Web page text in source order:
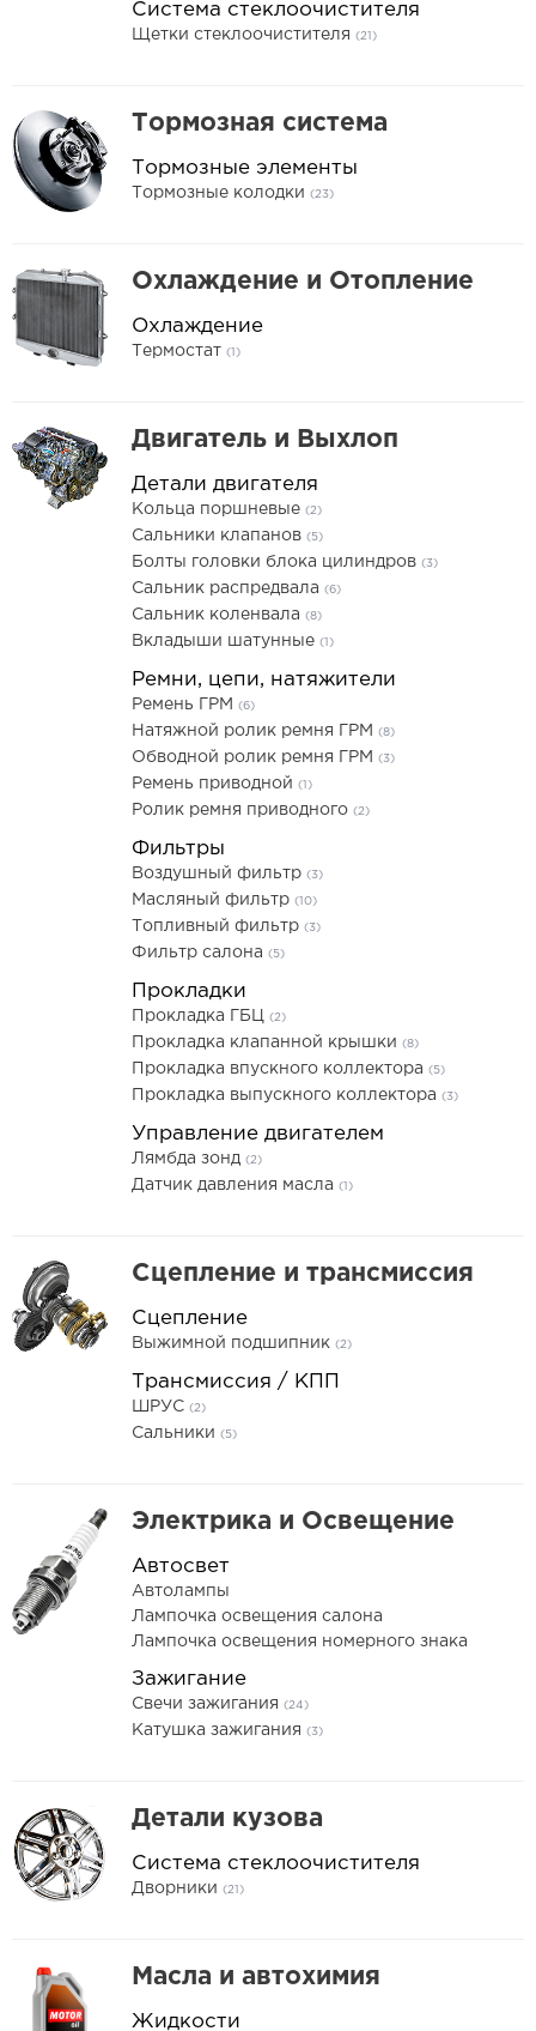
Система стеклоочистителя
Щетки стеклоочистителя (21)
Тормозная система
Тормозные элементы
Тормозные колодки (23)
Охлаждение и Отопление
Охлаждение
Термостат (1)
Двигатель и Выхлоп
Детали двигателя
Кольца поршневые (2)
Сальники клапанов (5)
Болты головки блока цилиндров (3)
Сальник распредвала (6)
Сальник коленвала (8)
Вкладыши шатунные (1)
Ремни, цепи, натяжители
Ремень ГРМ (6)
Натяжной ролик ремня ГРМ (8)
Обводной ролик ремня ГРМ (3)
Ремень приводной (1)
Ролик ремня приводного (2)
Фильтры
Воздушный фильтр (3)
Масляный фильтр (10)
Топливный фильтр (3)
Фильтр салона (5)
Прокладки
Прокладка ГБЦ (2)
Прокладка клапанной крышки (8)
Прокладка впускного коллектора (5)
Прокладка выпускного коллектора (3)
Управление двигателем
Лямбда зонд (2)
Датчик давления масла (1)
Сцепление и трансмиссия
Сцепление
Выжимной подшипник (2)
Трансмиссия / КПП
ШРУС (2)
Сальники (5)
Электрика и Освещение
Автосвет
Автолампы
Лампочка освещения салона
Лампочка освещения номерного знака
Зажигание
Свечи зажигания (24)
Катушка зажигания (3)
Детали кузова
Система стеклоочистителя
Дворники (21)
Масла и автохимия
Жидкости